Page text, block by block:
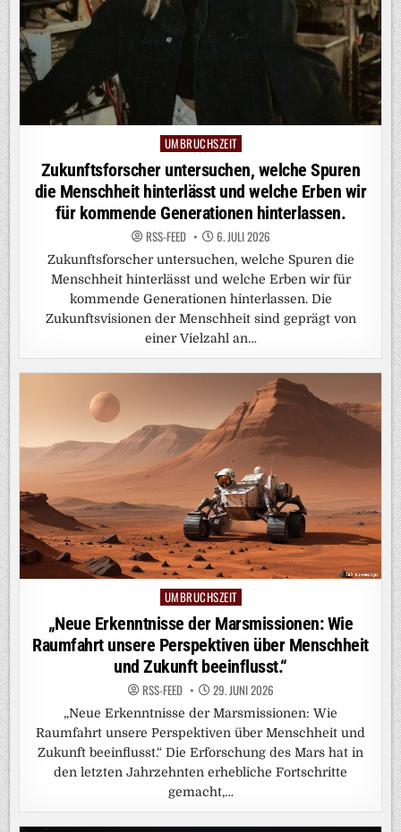
Posted
UMBRUCHSZEIT
Zukunftsforscher untersuchen, welche Spuren
die Menschheit hinterlässt und welche Erben wir
für kommende Generationen hinterlassen.
RSS-FEED 6. JULI 2026
Zukunftsforscher untersuchen, welche Spuren die
Menschheit hinterlässt und welche Erben wir für
kommende Generationen hinterlassen. Die
Zukunftsvisionen der Menschheit sind geprägt von
einer Vielzahl an…
Posted
in
UMBRUCHSZEIT
„Neue Erkenntnisse der Marsmissionen: Wie
Raumfahrt unsere Perspektiven über Menschheit
und Zukunft beeinflusst.“
RSS-FEED 29. JUNI 2026
„Neue Erkenntnisse der Marsmissionen: Wie
Raumfahrt unsere Perspektiven über Menschheit und
Zukunft beeinflusst.“ Die Erforschung des Mars hat in
den letzten Jahrzehnten erhebliche Fortschritte
gemacht,…